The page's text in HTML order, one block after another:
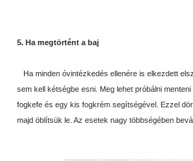
5. Ha megtörtént a baj
Ha minden óvintézkedés ellenére is elkezdett
sem kell kétségbe esni. Meg lehet próbálni
fogkefe és egy kis fogkrém segítségével. Ezzel
majd öblítsük le. Az esetek nagy többségében